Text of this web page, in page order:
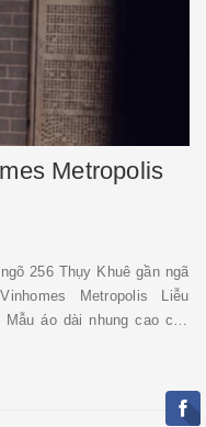
Metropolis
256 Thụy Khuê gần ngã
Metropolis Liễu
Liễu Giai hiện đang